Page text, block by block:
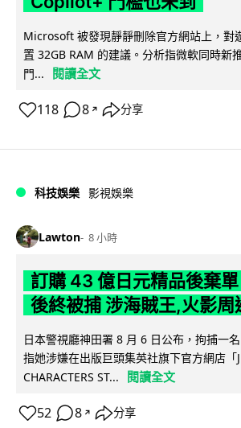
Microsoft 被發現靜靜刪除官方網站上，對
置 32GB RAM 的建議。分析指微軟同時新
門...
閱讀全文
118 8 ↗ 分享
科技娛樂 影視娛樂
Lawton 8 小時
訂購 43 億日元精品後棄
後終被捕 涉海賊王,火影周
日本警視廳神田署 8 月 6 日公布，拘捕一
指她涉嫌在出版巨頭集英社旗下官方網店「
CHARACTERS ST...
閱讀全文
52 8 ↗ 分享